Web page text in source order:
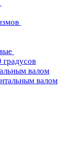
валом
валом